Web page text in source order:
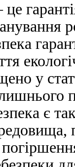
це
у
є